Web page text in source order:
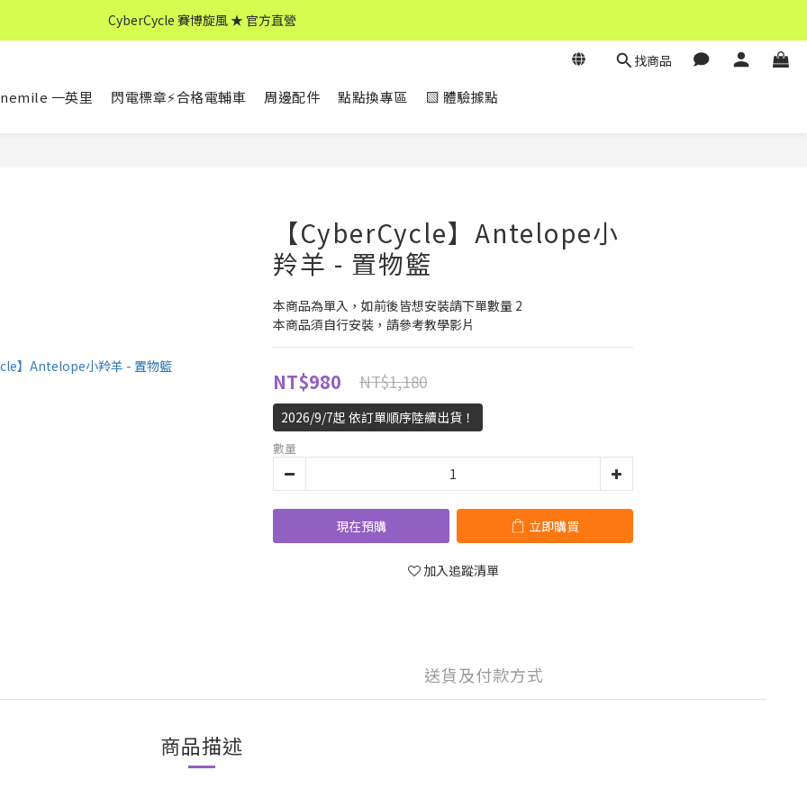
CyberCycle 賽博旋風 ★ 官方直營
CyberCycle 賽博旋風 ★ 官方直營
CyberCycle 賽博旋風 ★ 官方直營
找商品
一英里 閃電標章⚡合格電輔車 周邊配件 點點換專區 ▧ 體驗據點
【CyberCycle】Antelope小
羚羊 - 置物籃
本商品為單入，如前後皆想安裝請下單數量 2
本商品須自行安裝，請參考教學影片
NT$980 NT$1,180
2026/9/7起 依訂單順序陸續出貨！
數量
現在預購 立即購買
加入追蹤清單
送貨及付款方式
商品描述